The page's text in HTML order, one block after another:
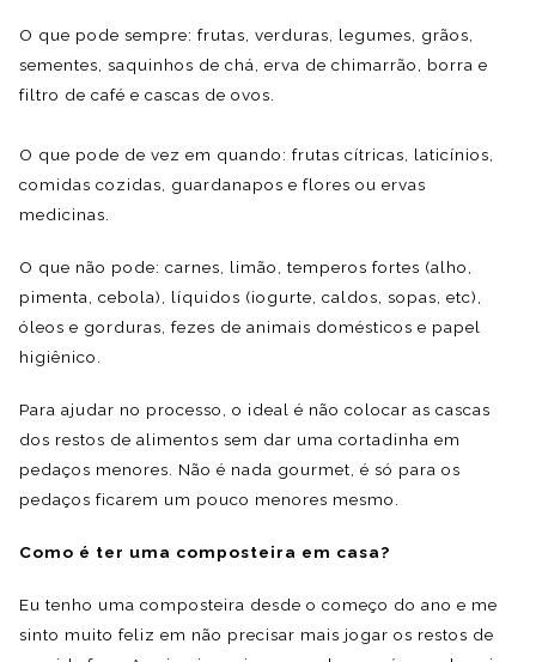
O que pode sempre: frutas, verduras, legumes, grãos,
sementes, saquinhos de chá, erva de chimarrão, borra e
filtro de café e cascas de ovos.
O que pode de vez em quando: frutas cítricas, laticínios,
comidas cozidas, guardanapos e flores ou ervas
medicinas.
O que não pode: carnes, limão, temperos fortes (alho,
pimenta, cebola), líquidos (iogurte, caldos, sopas, etc),
óleos e gorduras, fezes de animais domésticos e papel
higiênico.
Para ajudar no processo, o ideal é não colocar as cascas
dos restos de alimentos sem dar uma cortadinha em
pedaços menores. Não é nada gourmet, é só para os
pedaços ficarem um pouco menores mesmo.
Como é ter uma composteira em casa?
Eu tenho uma composteira desde o começo do ano e me
sinto muito feliz em não precisar mais jogar os restos de